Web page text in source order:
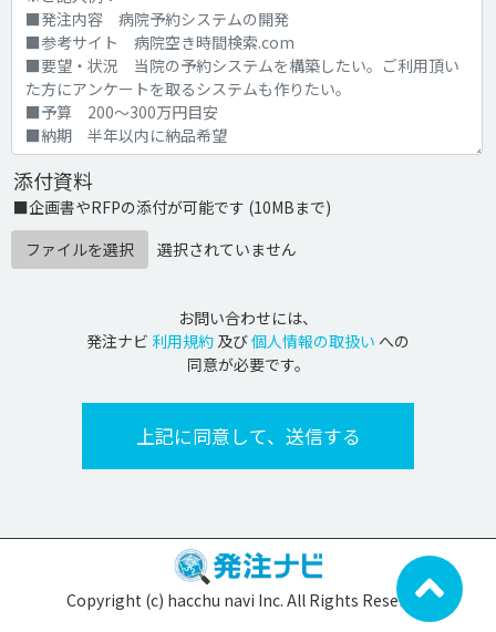
添付資料
■企画書やRFPの添付が可能です (10MBまで)
ファイルを選択
選択されていません
お問い合わせには、
発注ナビ 利用規約 及び個人情報の取扱い への
同意が必要です。
Copyright (c) hacchu navi Inc. All Rights Reserved